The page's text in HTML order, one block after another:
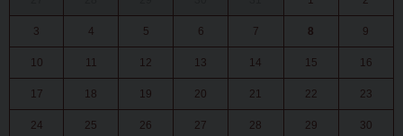
3 4 5 6 7 8 9
10 11 12 13 14 15 16
17 18 19 20 21 22 23
24 25 26 27 28 29 30